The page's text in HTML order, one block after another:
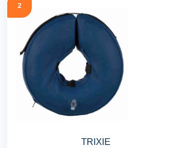
2
TRIXIE